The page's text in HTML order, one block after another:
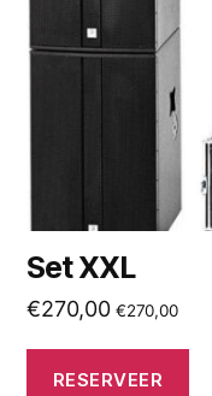
Set XXL
€270,00 €270,00
RESERVEER